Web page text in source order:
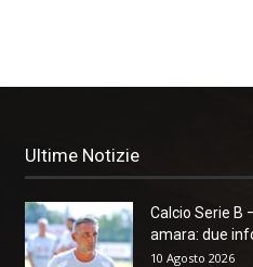
Ultime Notizie
Calcio Serie B
amara: due
10 Agosto 2026